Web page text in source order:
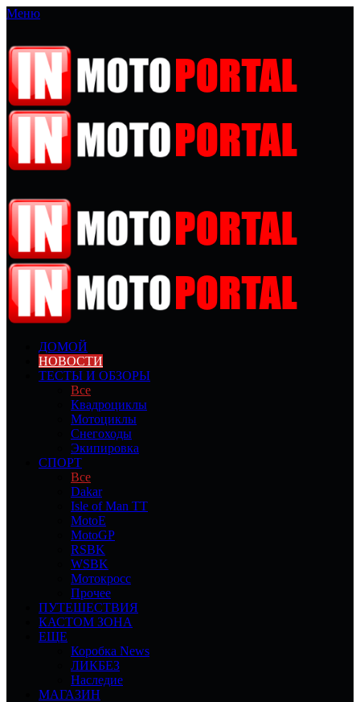
Меню
ДОМОЙ
НОВОСТИ
ТЕСТЫ И ОБЗОРЫ
Все
Квадроциклы
Мотоциклы
Снегоходы
Экипировка
СПОРТ
Все
Dakar
Isle of Man TT
MotoE
MotoGP
RSBK
WSBK
Мотокросс
Прочее
ПУТЕШЕСТВИЯ
КАСТОМ ЗОНА
ЕЩЕ
Коробка News
ЛИКБЕЗ
Наследие
МАГАЗИН